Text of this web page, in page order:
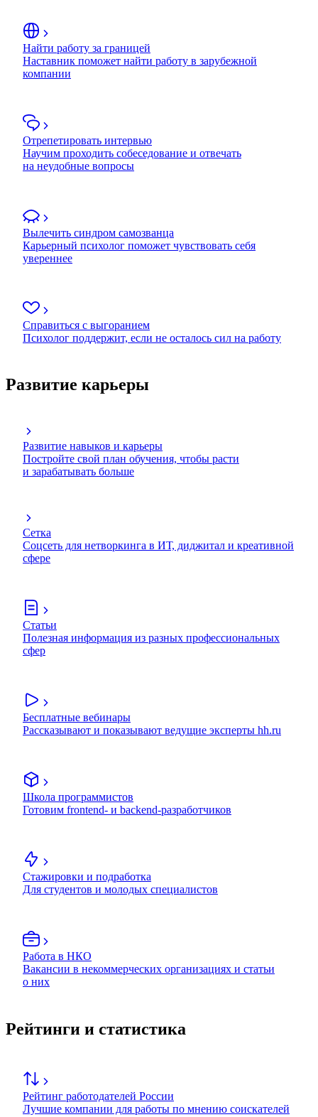
Найти работу за границей
Наставник поможет найти работу в зарубежной
компании
Отрепетировать интервью
Научим проходить собеседование и отвечать
на неудобные вопросы
Вылечить синдром самозванца
Карьерный психолог поможет чувствовать себя
увереннее
Справиться с выгоранием
Психолог поддержит, если не осталось сил на работу
Развитие карьеры
Развитие навыков и карьеры
Постройте свой план обучения, чтобы расти
и зарабатывать больше
Сетка
Соцсеть для нетворкинга в ИТ, диджитал и креативной
сфере
Статьи
Полезная информация из разных профессиональных
сфер
Бесплатные вебинары
Рассказывают и показывают ведущие эксперты hh.ru
Школа программистов
Готовим frontend- и backend-разработчиков
Стажировки и подработка
Для студентов и молодых специалистов
Работа в НКО
Вакансии в некоммерческих организациях и статьи
о них
Рейтинги и статистика
Рейтинг работодателей России
Лучшие компании для работы по мнению соискателей